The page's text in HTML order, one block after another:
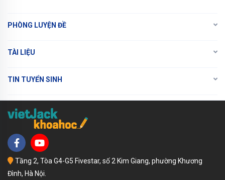
PHÒNG LUYỆN ĐỀ
TÀI LIỆU
TIN TUYỂN SINH
Tầng 2, Tòa G4-G5 Fivestar, số 2 Kim Giang, phường Khương
Đình, Hà Nội.